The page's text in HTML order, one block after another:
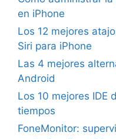
en iPhone
Los 12 mejores
Siri para iPhone
Las 4 mejores
Android
Los 10 mejores IDE
tiempos
FoneMonitor: